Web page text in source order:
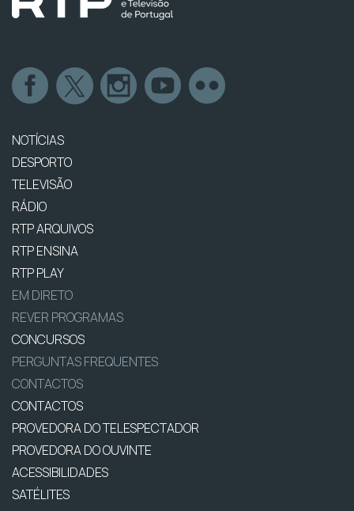
NOTÍCIAS
DESPORTO
TELEVISÃO
RÁDIO
RTP ARQUIVOS
RTP ENSINA
RTP PLAY
EM DIRETO
REVER PROGRAMAS
CONCURSOS
PERGUNTAS FREQUENTES
CONTACTOS
CONTACTOS
PROVEDORA DO TELESPECTADOR
PROVEDORA DO OUVINTE
ACESSIBILIDADES
SATÉLITES